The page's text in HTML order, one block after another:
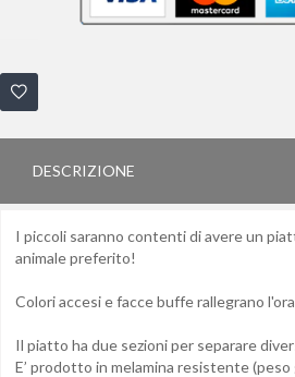
DESCRIZIONE
I piccoli saranno contenti di avere un
animale preferito!
Colori accesi e facce buffe rallegrano
Il piatto ha due sezioni per separare
E’ prodotto in melamina resistente (peso